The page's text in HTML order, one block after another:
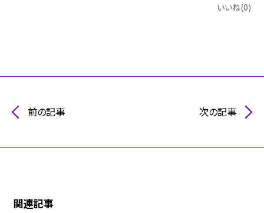
いいね(0)
前の記事 次の記事
関連記事